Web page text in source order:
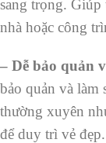
sang trọng. Giúp
nhà hoặc công
– Dễ bảo quản
bảo quản và làm
thường xuyên
để duy trì vẻ đẹp.